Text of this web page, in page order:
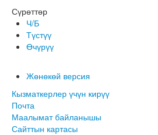
Сүрөттөр
Ч/Б
Түстүү
Өчүрүү
Жөнөкөй версия
Кызматкерлер үчүн кирүү
Почта
Маалымат байланышы
Сайттын картасы